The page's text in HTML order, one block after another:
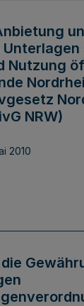
Nutzung
NRW)
2010